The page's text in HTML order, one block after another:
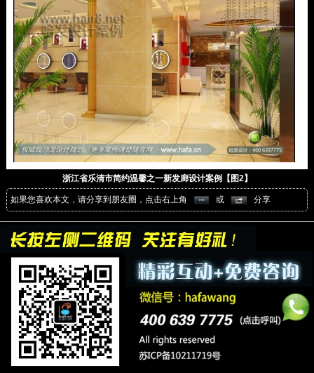
浙江省乐清市简约温馨之一新发廊设计案例【图2】
如果您喜欢本文，请分享到朋友圈，点击右上角 或 分享